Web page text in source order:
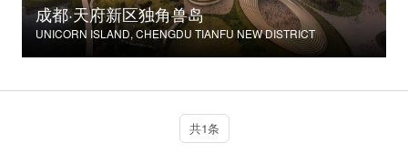
成都·天府新区独角兽岛
UNICORN ISLAND, CHENGDU TIANFU NEW DISTRICT
共1条